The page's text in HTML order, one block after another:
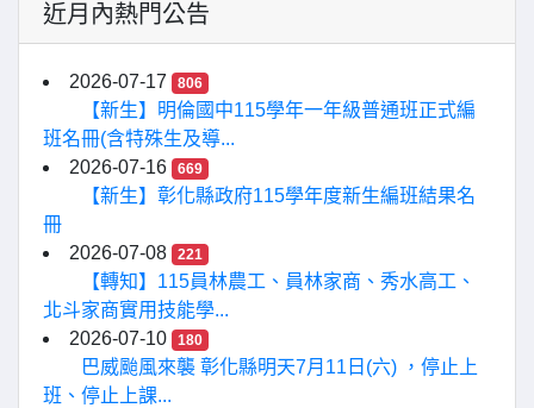
近月內熱門公告
2026-07-17 806
【新生】明倫國中115學年一年級普通班正式編
班名冊(含特殊生及導...
2026-07-16
669
【新生】彰化縣政府115學年度新生編班結果名
冊
2026-07-08
221
【轉知】115員林農工、員林家商、秀水高工、
北斗家商實用技能學...
2026-07-10
180
巴威颱風來襲 彰化縣明天7月11日(六) ，停止上
班、停止上課...